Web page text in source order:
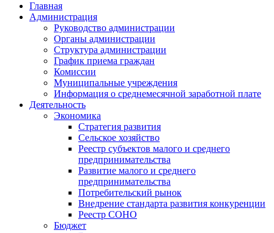
Главная
Администрация
Руководство администрации
Органы администрации
Структура администрации
График приема граждан
Комиссии
Муниципальные учреждения
Информация о среднемесячной заработной плате
Деятельность
Экономика
Стратегия развития
Сельское хозяйство
Реестр субъектов малого и среднего
предпринимательства
Развитие малого и среднего
предпринимательства
Потребительский рынок
Внедрение стандарта развития конкуренции
Реестр СОНО
Бюджет